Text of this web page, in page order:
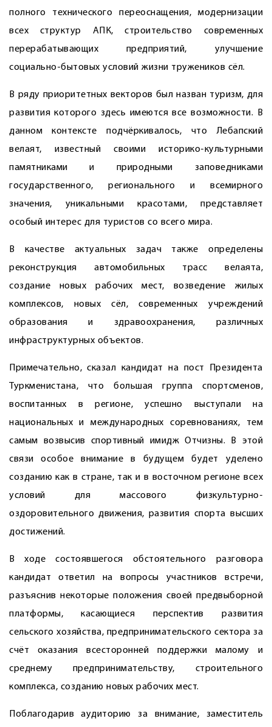
полного технического переоснащения, модернизации
всех структур АПК, строительство современных
перерабатывающих предприятий, улучшение
социально-бытовых условий жизни тружеников сёл.
В ряду приоритетных векторов был назван туризм, для
развития которого здесь имеются все возможности. В
данном контексте подчёркивалось, что Лебапский
велаят, известный своими историко-культурными
памятниками и природными заповедниками
государственного, регионального и всемирного
значения, уникальными красотами, представляет
особый интерес для туристов со всего мира.
В качестве актуальных задач также определены
реконструкция автомобильных трасс велаята,
создание новых рабочих мест, возведение жилых
комплексов, новых сёл, современных учреждений
образования и здравоохранения, различных
инфраструктурных объектов.
Примечательно, сказал кандидат на пост Президента
Туркменистана, что большая группа спортсменов,
воспитанных в регионе, успешно выступали на
национальных и международных соревнованиях, тем
самым возвысив спортивный имидж Отчизны. В этой
связи особое внимание в будущем будет уделено
созданию как в стране, так и в восточном регионе всех
условий для массового физкультурно-
оздоровительного движения, развития спорта высших
достижений.
В ходе состоявшегося обстоятельного разговора
кандидат ответил на вопросы участников встречи,
разъяснив некоторые положения своей предвыборной
платформы, касающиеся перспектив развития
сельского хозяйства, предпринимательского сектора за
счёт оказания всесторонней поддержки малому и
среднему предпринимательству, строительного
комплекса, созданию новых рабочих мест.
Поблагодарив аудиторию за внимание, заместитель